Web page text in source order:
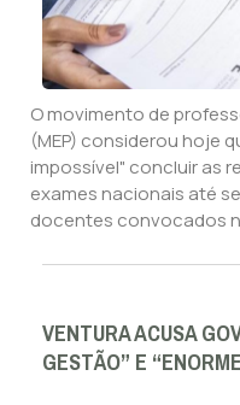
O movimento de
(MEP) considerou hoje
impossível" concluir as
exames nacionais até
docentes convocados
VENTURA ACUSA
GESTÃO” E